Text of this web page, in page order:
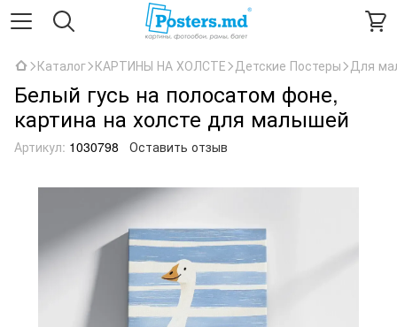
Каталог КАРТИНЫ НА ХОЛСТЕ Детские Постеры Для
Белый гусь на полосатом фоне,
картина на холсте для малышей
Артикул: 1030798 Оставить отзыв